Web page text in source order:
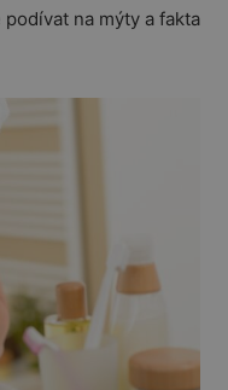
na mýty a fakta